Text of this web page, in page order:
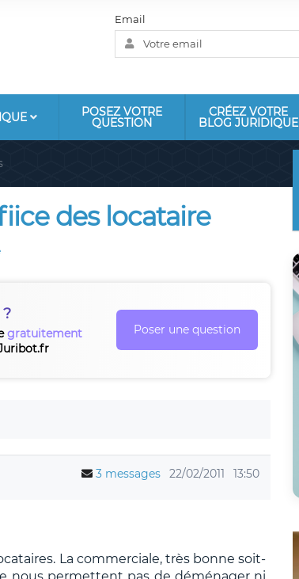
Email
POSEZ VOTRE
QUESTION
CRÉEZ VOTRE
BLOG JURIDIQUE
des locataire
gratuitement
Poser une question
3 messages 22/02/2011 13:50
La commerciale, très bonne soit-